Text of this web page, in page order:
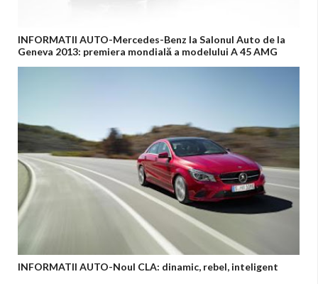
INFORMATII AUTO-Mercedes-Benz la Salonul Auto de la
Geneva 2013: premiera mondială a modelului A 45 AMG
INFORMATII AUTO-Noul CLA: dinamic, rebel, inteligent